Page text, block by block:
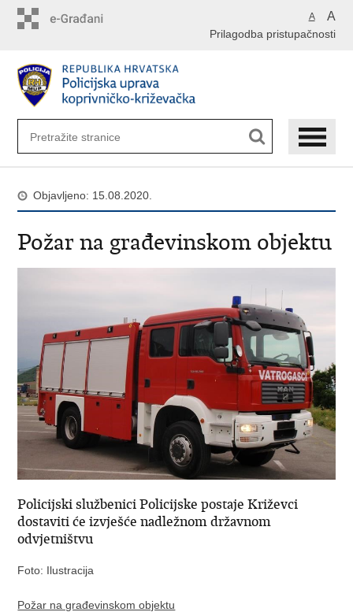
A A
Prilagodba pristupačnosti
Objavljeno: 15.08.2020.
Požar na građevinskom objektu
Policijski službenici Policijske postaje Križevci
dostaviti će izvješće nadležnom državnom
odvjetništvu
Foto: Ilustracija
Požar na građevinskom objektu